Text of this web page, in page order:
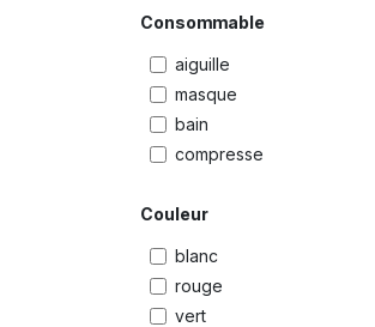
Consommable
aiguille
masque
bain
compresse
Couleur
blanc
rouge
vert